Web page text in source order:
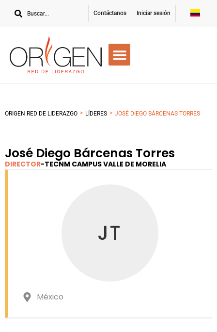
Contáctanos Iniciar sesión
ORIGEN RED DE LIDERAZGO > LÍDERES > JOSÉ DIEGO BÁRCENAS TORRES
José Diego Bárcenas Torres
DIRECTOR-TECNM CAMPUS VALLE DE MORELIA
JT
México